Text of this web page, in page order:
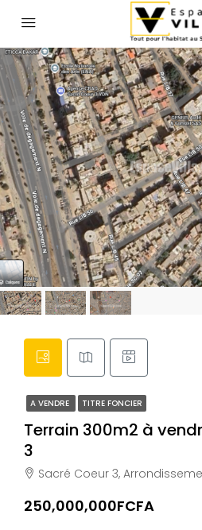
A VENDRE TITRE FONCIER
Terrain 300m2 à
3
Sacré Coeur 3, Arrondissement de Grand Dakar,
250,000,000FCFA